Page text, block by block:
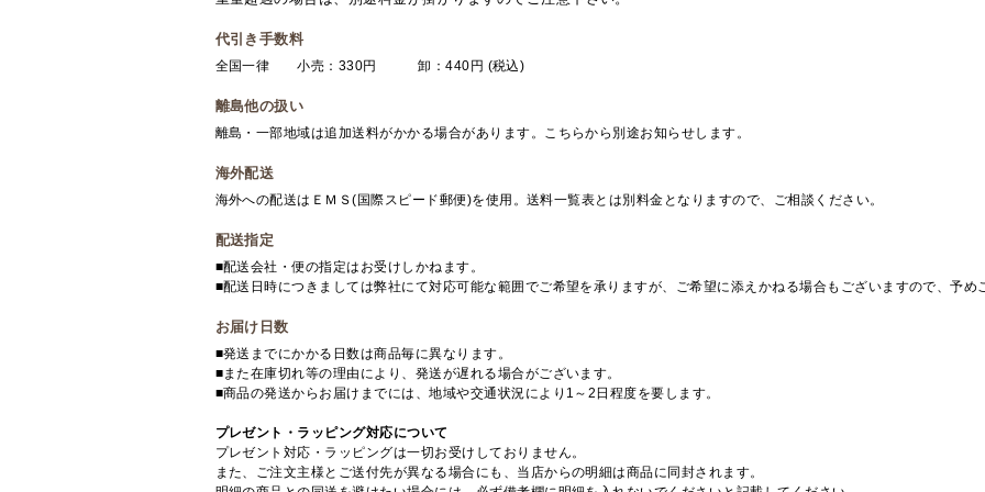
代引き手数料
全国一律 小売：330円 卸：440円 (税込)
離島他の扱い
離島・一部地域は追加送料がかかる場合があります。こちらから別途お知らせします。
海外配送
海外への配送はＥＭＳ(国際スピード郵便)を使用。送料一覧表とは別料金となりますので、ご相談ください。
配送指定
■配送会社・便の指定はお受けしかねます。
■配送日時につきましては弊社にて対応可能な範囲でご希望を承りますが、ご希望に添えかねる場合もございますので、予め
お届け日数
■発送までにかかる日数は商品毎に異なります。
■また在庫切れ等の理由により、発送が遅れる場合がございます。
■商品の発送からお届けまでには、地域や交通状況により1～2日程度を要します。
プレゼント・ラッピング対応について
プレゼント対応・ラッピングは一切お受けしておりません。
また、ご注文主様とご送付先が異なる場合にも、当店からの明細は商品に同封されます。